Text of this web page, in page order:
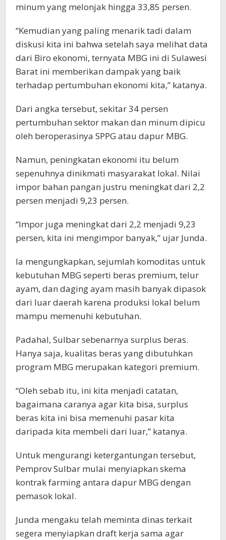
minum yang melonjak hingga 33,85 persen.
“Kemudian yang paling menarik tadi dalam
diskusi kita ini bahwa setelah saya melihat data
dari Biro ekonomi, ternyata MBG ini di Sulawesi
Barat ini memberikan dampak yang baik
terhadap pertumbuhan ekonomi kita,” katanya.
Dari angka tersebut, sekitar 34 persen
pertumbuhan sektor makan dan minum dipicu
oleh beroperasinya SPPG atau dapur MBG.
Namun, peningkatan ekonomi itu belum
sepenuhnya dinikmati masyarakat lokal. Nilai
impor bahan pangan justru meningkat dari 2,2
persen menjadi 9,23 persen.
“Impor juga meningkat dari 2,2 menjadi 9,23
persen, kita ini mengimpor banyak,” ujar Junda.
Ia mengungkapkan, sejumlah komoditas untuk
kebutuhan MBG seperti beras premium, telur
ayam, dan daging ayam masih banyak dipasok
dari luar daerah karena produksi lokal belum
mampu memenuhi kebutuhan.
Padahal, Sulbar sebenarnya surplus beras.
Hanya saja, kualitas beras yang dibutuhkan
program MBG merupakan kategori premium.
“Oleh sebab itu, ini kita menjadi catatan,
bagaimana caranya agar kita bisa, surplus
beras kita ini bisa memenuhi pasar kita
daripada kita membeli dari luar,” katanya.
Untuk mengurangi ketergantungan tersebut,
Pemprov Sulbar mulai menyiapkan skema
kontrak farming antara dapur MBG dengan
pemasok lokal.
Junda mengaku telah meminta dinas terkait
segera menyiapkan draft kerja sama agar